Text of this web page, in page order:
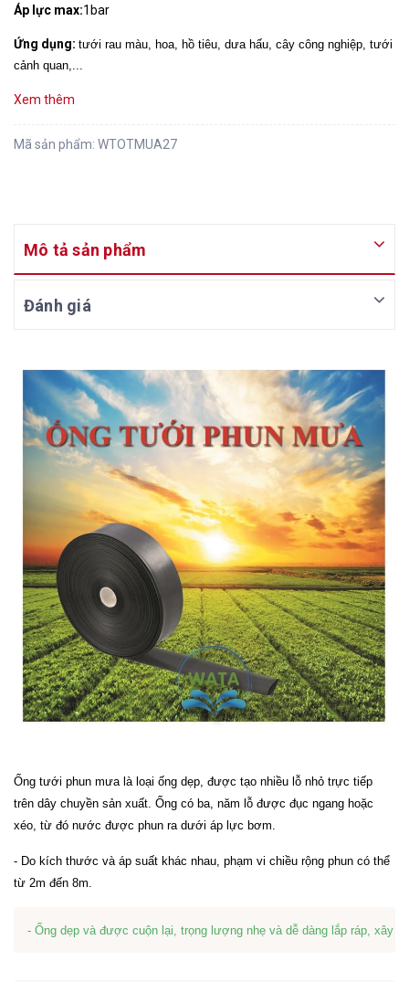
Áp lực max:1bar
Ứng dụng: tưới rau màu, hoa, hồ tiêu, dưa hấu, cây công nghiệp, tưới
cảnh quan,...
Xem thêm
Mã sản phẩm: WTOTMUA27
Mô tả sản phẩm
Đánh giá
Ống tưới phun mưa là loại ống dẹp, được tạo nhiều lỗ nhỏ trực tiếp
trên dây chuyền sản xuất. Ống có ba, năm lỗ được đục ngang hoặc
xéo, từ đó nước được phun radưới áp lực bơm.
- Do kích thước và áp suất khác nhau, phạm vi chiều rộng phun có thể
từ 2m đến 8m.
- Ống dẹp và được cuộn lại, trọng lượng nhẹ và dễ dàng lắp ráp, xây